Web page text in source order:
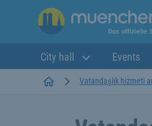
City hall Events
StartseiteVatandaşlık hizmeti